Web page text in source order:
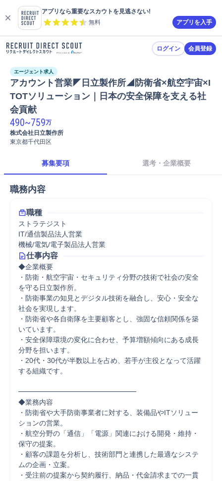
アプリなら重要なスカウトを見逃さない!
無料
アプリを入手
ログイン 会員登録
エージェント求人
アカウント営業◤日立製作所◢防衛省×航空宇宙×I
TOTソリューション｜日本の安全保障を支える社
会貢献
490~759万
株式会社日立製作所
東京都千代田区
募集要項 選考・企業概要
職務内容
職種
ストラテジスト
IT/通信製品法人営業
機械/電気/電子製品法人営業
仕事内容
◆企業概要
・防衛・航空宇宙・セキュリティ分野の技術で社会の安全
を守る日立製作所。
・防衛事業の知見とデジタル技術を融合し、安心・安全な
社会を実現します。
・防衛省や各自衛隊を主要顧客とし、強固な信頼関係を築
いています。
・安全保障環境の変化に合わせ、予算増額傾向にある成長
分野を担います。
・20代・30代が半数以上を占め、若手が主役となって活躍
する組織です。
━━━━━━━━━━━━━━━━━
◆業務内容
・防衛省や大手防衛事業者に対する、装備品やITソリュー
ションの営業。
・航空分野の「通信」「電源」関連における開発・維持・
保守の提案。
・顧客の課題を分析し、技術部門と連携した最適なシステ
ムの企画・立案。
・受注前の提案から契約履行、納品・代金請求までの一貫